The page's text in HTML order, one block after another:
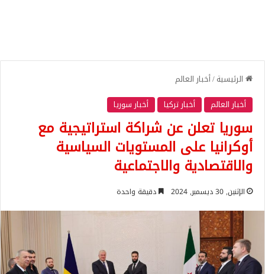
الرئيسية/أخبار العالم
أخبار العالم
أخبار تركيا أخبار سوريا
سوريا تعلن عن شراكة استراتيجية مع
أوكرانيا على المستويات السياسية
والاقتصادية والاجتماعية
الإثنين, 30 ديسمبر, 2024 دقيقة واحدة